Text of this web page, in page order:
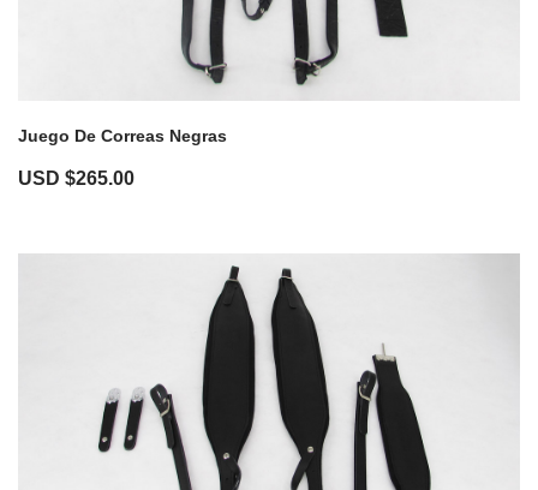
Juego De Correas Negras
USD $265.00